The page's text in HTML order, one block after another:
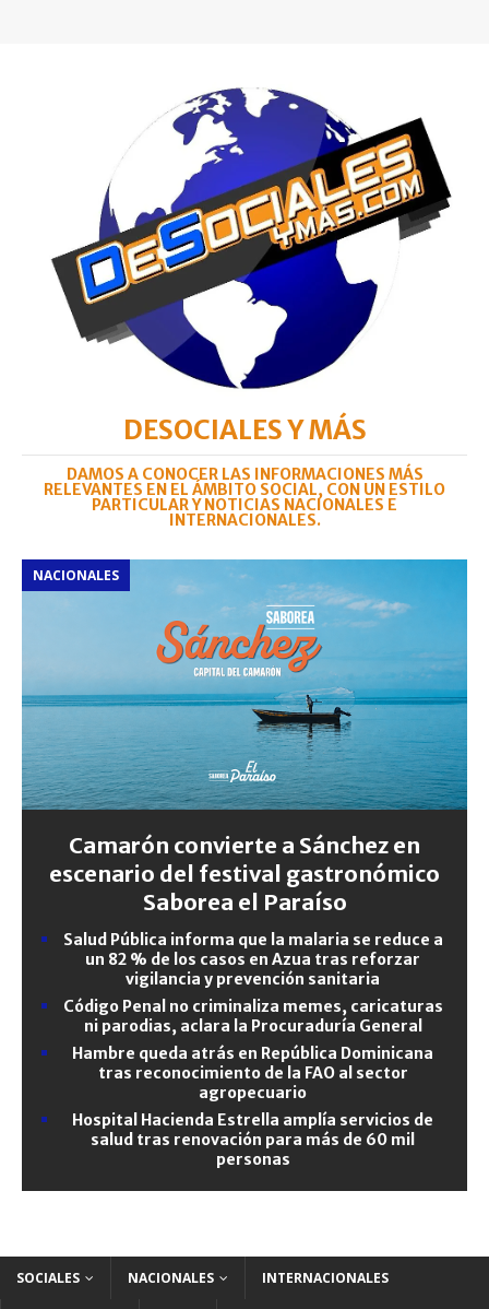
DESOCIALES Y MÁS
DAMOS A CONOCER LAS INFORMACIONES MÁS
RELEVANTES EN EL ÁMBITO SOCIAL, CON UN ESTILO
PARTICULAR Y NOTICIAS NACIONALES E
INTERNACIONALES.
NACIONALES
Camarón convierte a Sánchez en
escenario del festival gastronómico
Saborea el Paraíso
Salud Pública informa que la malaria se reduce a
un 82 % de los casos en Azua tras reforzar
vigilancia y prevención sanitaria
Código Penal no criminaliza memes, caricaturas
ni parodias, aclara la Procuraduría General
Hambre queda atrás en República Dominicana
tras reconocimiento de la FAO al sector
agropecuario
Hospital Hacienda Estrella amplía servicios de
salud tras renovación para más de 60 mil
personas
SOCIALES NACIONALES INTERNACIONALES